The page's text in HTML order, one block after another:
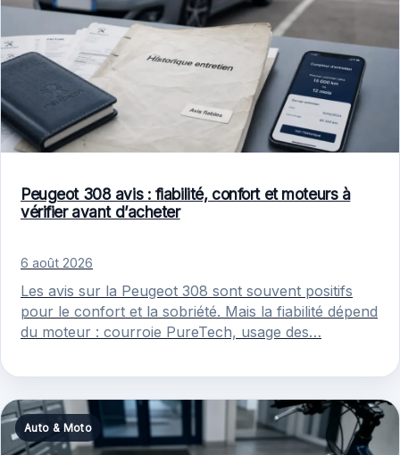
Peugeot 308 avis : fiabilité, confort et moteurs à
vérifier avant d’acheter
6 août 2026
Les avis sur la Peugeot 308 sont souvent positifs
pour le confort et la sobriété. Mais la fiabilité dépend
du moteur : courroie PureTech, usage des…
Auto & Moto